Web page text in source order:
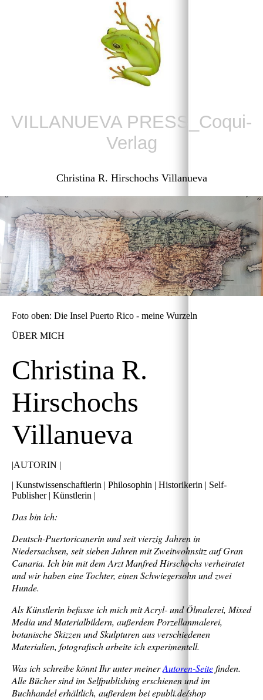
VILLANUEVA PRESS_Coqui-
Verlag
Christina R. Hirschochs Villanueva
Foto oben: Die Insel Puerto Rico - meine Wurzeln
ÜBER MICH
Christina R.
Hirschochs
Villanueva
|AUTORIN |
| Kunstwissenschaftlerin | Philosophin | Historikerin | Self-
Publisher | Künstlerin |
Das bin ich:
Deutsch-Puertoricanerin und seit vierzig Jahren in
Niedersachsen, seit sieben Jahren mit Zweitwohnsitz auf Gran
Canaria. Ich bin mit dem Arzt Manfred Hirschochs verheiratet
und wir haben eine Tochter, einen Schwiegersohn und zwei
Hunde.
Als Künstlerin befasse ich mich mit Acryl- und Ölmalerei, Mixed
Media und Materialbildern, außerdem Porzellanmalerei,
botanische Skizzen und Skulpturen aus verschiedenen
Materialien, fotografisch arbeite ich experimentell.
Was ich schreibe könnt Ihr unter meinerAutoren-Seitefinden.
Alle Bücher sind im Selfpublishing erschienen und im
Buchhandel erhältlich, außerdem bei epubli.de/shop